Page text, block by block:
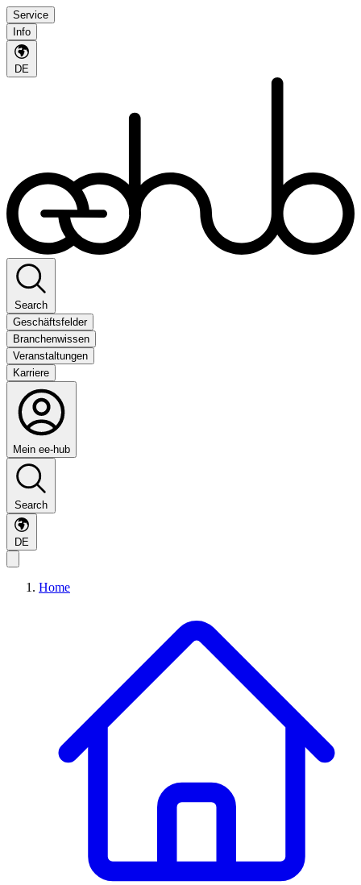
Service
Info
DE
Search
Geschäftsfelder
Branchenwissen
Veranstaltungen
Karriere
Mein ee-hub
Search
DE
Home